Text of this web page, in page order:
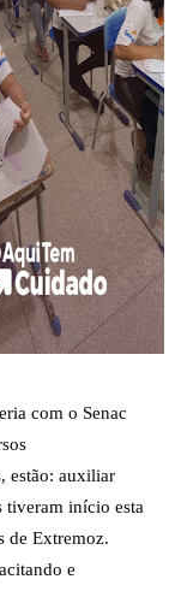
com o Senac
estão: auxiliar
tiveram início esta
de Extremoz.
e